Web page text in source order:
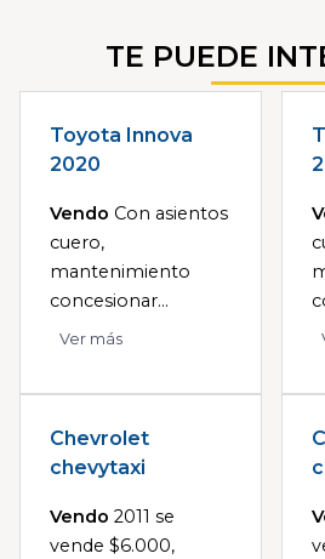
TE PUEDE
Toyota Innova
2020
Vendo Con asientos
cuero,
mantenimiento
concesionar...
Ver más
Chevrolet
chevytaxi
Vendo 2011 se
vende $6.000,